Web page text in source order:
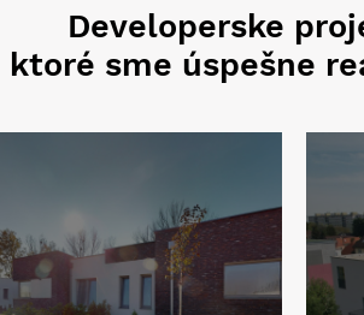
Developerske
ktoré sme úspešne